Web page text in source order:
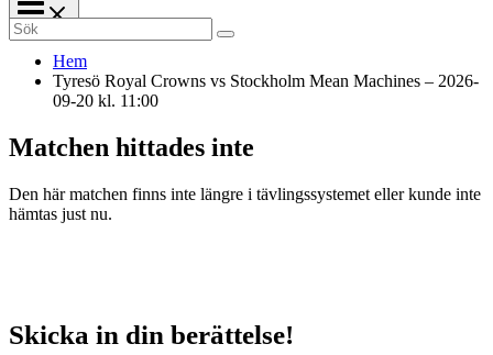
Search
for:
Hem
Tyresö Royal Crowns vs Stockholm Mean Machines – 2026-
09-20 kl. 11:00
Matchen hittades inte
Den här matchen finns inte längre i tävlingssystemet eller kunde inte
hämtas just nu.
Skicka in din berättelse!